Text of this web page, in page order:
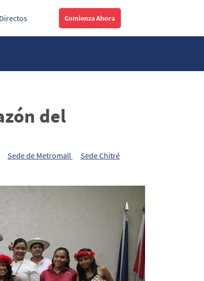
Comienza Ahora
del
Sede de Metromall
Sede Chitré